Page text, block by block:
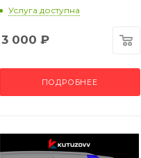
Услуга доступна
3 000 ₽
ПОДРОБНЕЕ